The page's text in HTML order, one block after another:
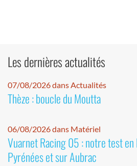
Les dernières actualités
07/08/2026 dans Actualités
Thèze : boucle du Moutta
06/08/2026 dans Matériel
Vuarnet Racing 05 : notre test en
Pyrénées et sur Aubrac